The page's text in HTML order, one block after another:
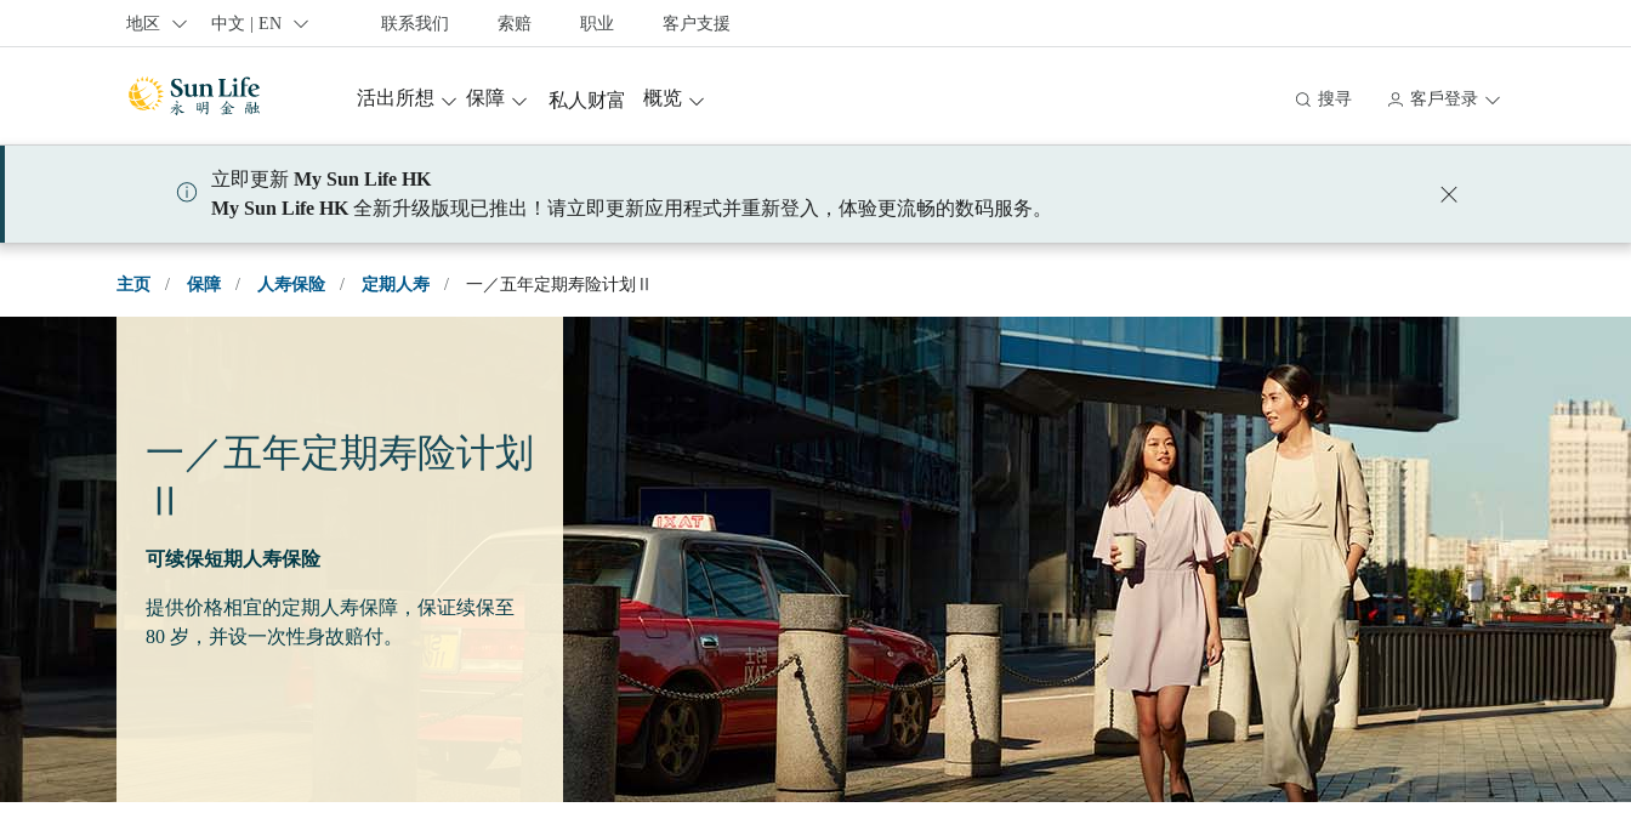
跳到登入頁面
跳到主要內容
跳到頁腳
地区 中文 | EN 联系我们 索赔 职业 客户支援
活出所想 保障 私人财富 概览 搜寻 客戶登录
立即更新 My Sun Life HK
My Sun Life HK 全新升级版现已推出！请立即更新应用程式并重新登入，体验更流畅的数码服务。
主页 / 保障 / 人寿保险 / 定期人寿 / 一／五年定期寿险计划Ⅱ
一／五年定期寿险计划
Ⅱ
可续保短期人寿保险
提供价格相宜的定期人寿保障，保证续保至
80 岁，并设一次性身故赔付。